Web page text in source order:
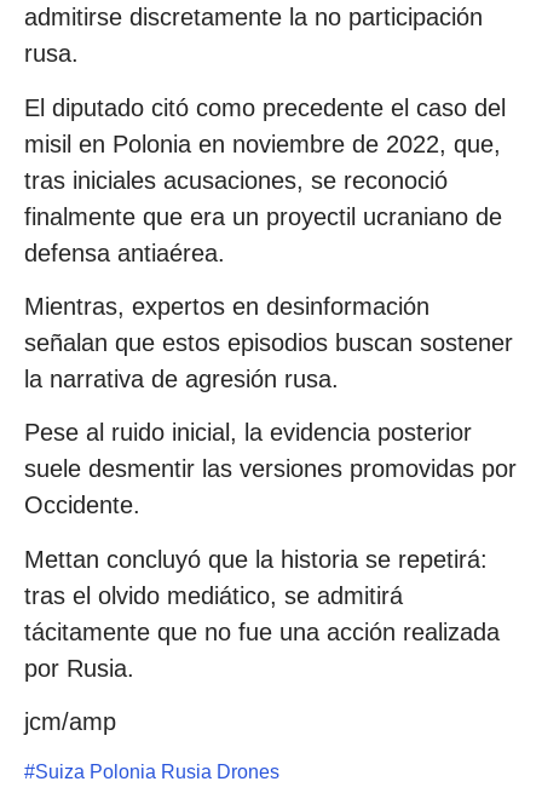
admitirse discretamente la no participación
rusa.
El diputado citó como precedente el caso del
misil en Polonia en noviembre de 2022, que,
tras iniciales acusaciones, se reconoció
finalmente que era un proyectil ucraniano de
defensa antiaérea.
Mientras, expertos en desinformación
señalan que estos episodios buscan sostener
la narrativa de agresión rusa.
Pese al ruido inicial, la evidencia posterior
suele desmentir las versiones promovidas por
Occidente.
Mettan concluyó que la historia se repetirá:
tras el olvido mediático, se admitirá
tácitamente que no fue una acción realizada
por Rusia.
jcm/amp
#Suiza Polonia Rusia Drones